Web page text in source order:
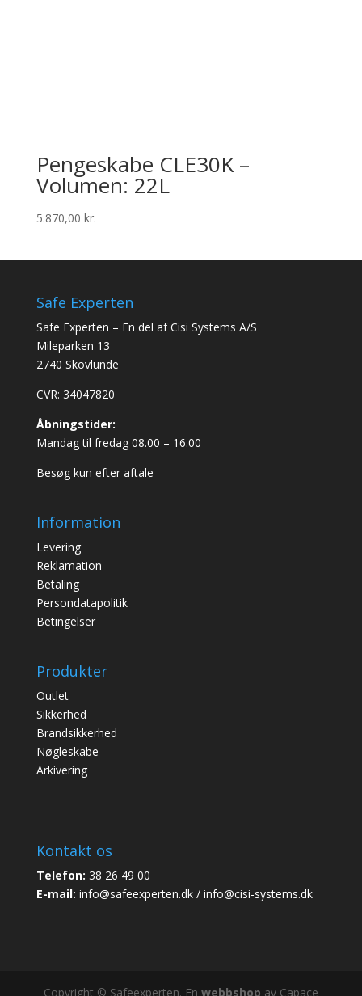
Pengeskabe CLE30K –
Volumen: 22L
5.870,00 kr.
Safe Experten
Safe Experten – En del af Cisi Systems A/S
Mileparken 13
2740 Skovlunde
CVR: 34047820
Åbningstider:
Mandag til fredag 08.00 – 16.00
Besøg kun efter aftale
Information
Levering
Reklamation
Betaling
Persondatapolitik
Betingelser
Produkter
Outlet
Sikkerhed
Brandsikkerhed
Nøgleskabe
Arkivering
Kontakt os
Telefon: 38 26 49 00
E-mail: info@safeexperten.dk / info@cisi-systems.dk
Copyright © Safeexperten. En webbshop av Capace